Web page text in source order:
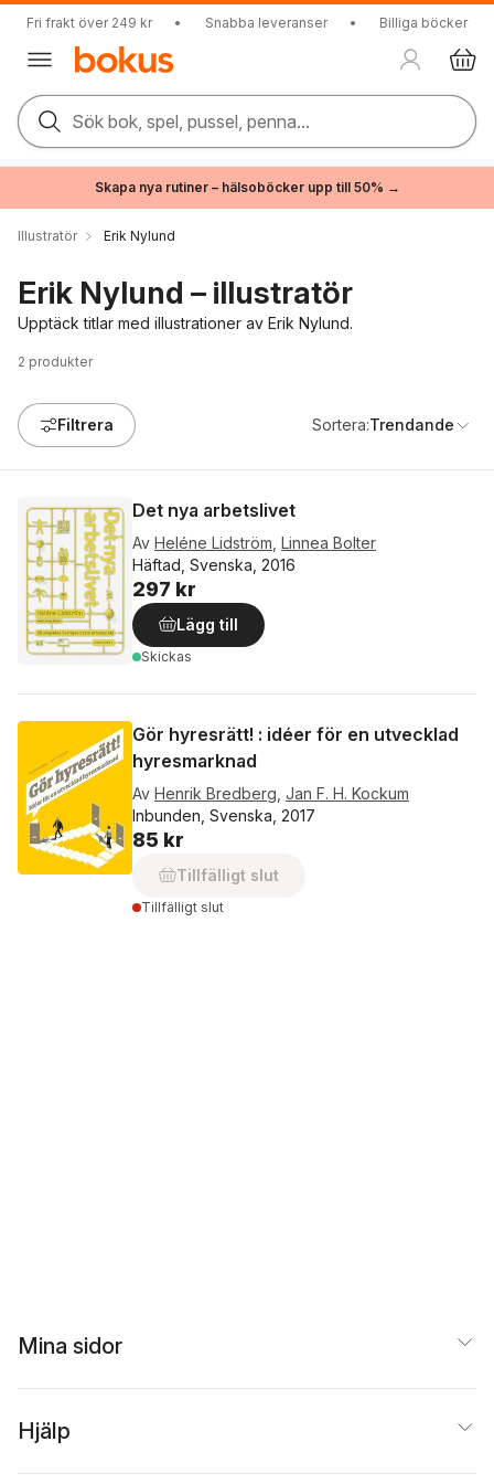
Fri frakt över 249 kr • Snabba leveranser • Billiga böcker
Sök bok, spel, pussel, penna...
Skapa nya rutiner – hälsoböcker upp till 50% →
Illustratör Erik Nylund
Erik Nylund – illustratör
Upptäck titlar med illustrationer av Erik Nylund.
2 produkter
Filtrera Sortera:Trendande
Det nya arbetslivet
Av Heléne Lidström Linnea Bolter
Häftad, Svenska, 2016
297 kr
Lägg till
Skickas
Gör hyresrätt! : idéer för en utvecklad
hyresmarknad
Av Henrik Bredberg Jan F. H. Kockum
Inbunden, Svenska, 2017
85 kr
Tillfälligt slut
Tillfälligt slut
Mina sidor
Hjälp